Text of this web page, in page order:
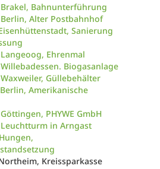
Bahnunterführung
Alter Postbahnhof
Sanierung
Ehrenmal
Biogasanlage
Güllebehälter
Amerikanische
PHYWE GmbH
in Arngast
Kreissparkasse